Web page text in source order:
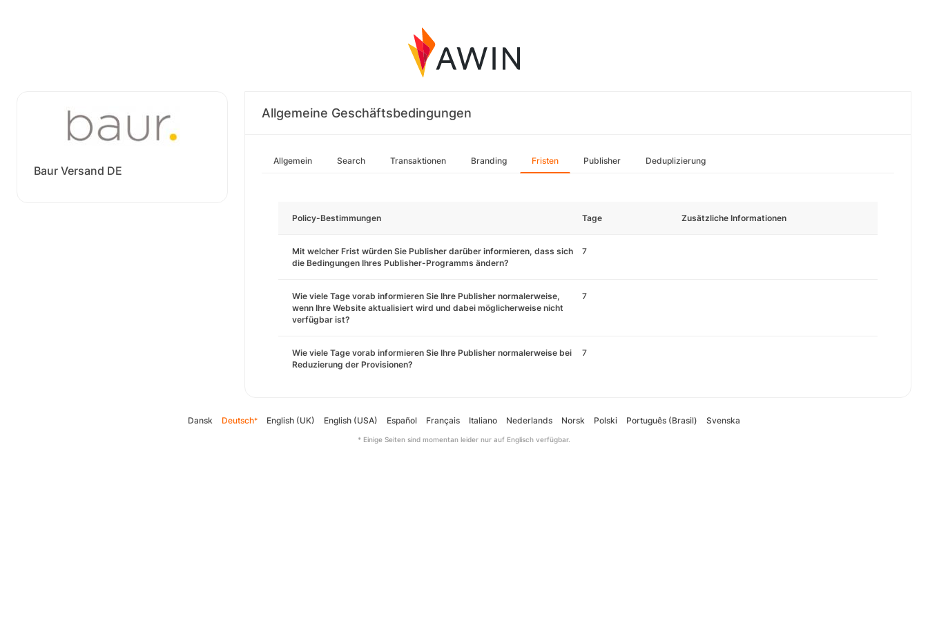
Baur Versand DE
Allgemeine Geschäftsbedingungen
Allgemein Search Transaktionen Branding Fristen Publisher Deduplizierung
Policy-Bestimmungen Tage Zusätzliche Informationen
Mit welcher Frist würden Sie Publisher darüber informieren, dass sich
die Bedingungen Ihres Publisher-Programms ändern?
7
Wie viele Tage vorab informieren Sie Ihre Publisher normalerweise,
wenn Ihre Website aktualisiert wird und dabei möglicherweise nicht
verfügbar ist?
7
Wie viele Tage vorab informieren Sie Ihre Publisher normalerweise bei
Reduzierung der Provisionen?
7
Dansk Deutsch* English (UK) English (USA) Español Français Italiano Nederlands Norsk Polski Português (Brasil) Svenska
* Einige Seiten sind momentan leider nur auf Englisch verfügbar.